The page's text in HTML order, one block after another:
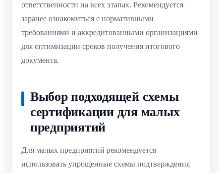
ответственности на всех этапах. Рекомендуется
заранее ознакомиться с нормативными
требованиями и аккредитованными организациями
для оптимизации сроков получения итогового
документа.
Выбор подходящей схемы
сертификации для малых
предприятий
Для малых предприятий рекомендуется
использовать упрощенные схемы подтверждения